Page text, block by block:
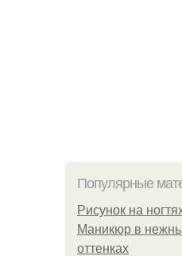
Популярные
Рисунок на
Маникюр в
оттенках